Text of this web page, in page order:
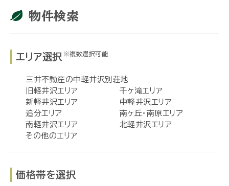
物件検索
エリア選択 ※複数選択可能
三井不動産の中軽井沢別荘地
旧軽井沢エリア
千ヶ滝エリア
新軽井沢エリア
中軽井沢エリア
追分エリア
南ヶ丘・南原エリア
南軽井沢エリア
北軽井沢エリア
その他のエリア
価格帯を選択